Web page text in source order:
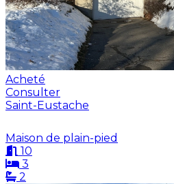
Acheté
Consulter
Saint-Eustache
Maison de plain-pied
10
3
2